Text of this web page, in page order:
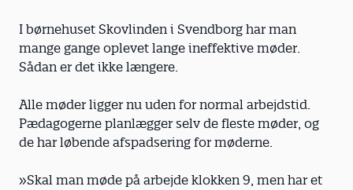
I børnehuset Skovlinden i Svendborg har man
mange gange oplevet lange ineffektive møder.
Sådan er det ikke længere.
Alle møder ligger nu uden for normal ­arbejdstid.
Pædagogerne planlægger selv de fleste møder, og
de har løbende afspadsering for møderne.
»Skal man møde på arbejde klokken 9, men har et